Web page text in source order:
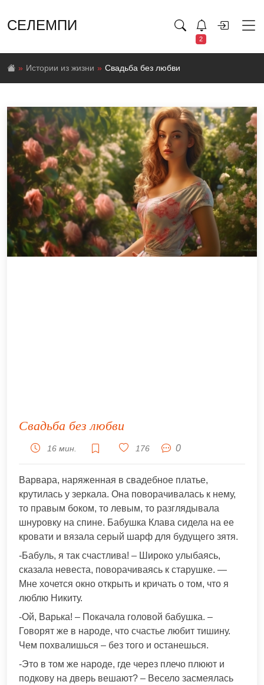
СЕЛЕМПИ
2
Истории из жизни Свадьба без любви
Свадьба без любви
16 мин. 176 0
Варвара, наряженная в свадебное платье,
крутилась у зеркала. Она поворачивалась к нему,
то правым боком, то левым, то разглядывала
шнуровку на спине. Бабушка Клава сидела на ее
кровати и вязала серый шарф для будущего зятя.
-Бабуль, я так счастлива! – Широко улыбаясь,
сказала невеста, поворачиваясь к старушке. —
Мне хочется окно открыть и кричать о том, что я
люблю Никиту.
-Ой, Варька! – Покачала головой бабушка. –
Говорят же в народе, что счастье любит тишину.
Чем похвалишься – без того и останешься.
-Это в том же народе, где через плечо плюют и
подкову на дверь вешают? – Весело засмеялась